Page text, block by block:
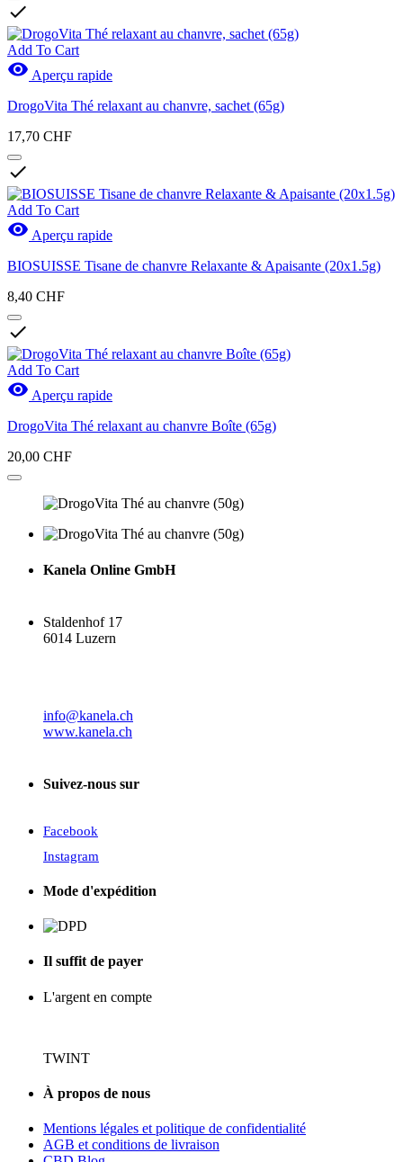

Add To Cart
 Aperçu rapide
DrogoVita Thé relaxant au chanvre, sachet (65g)
17,70 CHF

Add To Cart
 Aperçu rapide
BIOSUISSE Tisane de chanvre Relaxante & Apaisante (20x1.5g)
8,40 CHF

Add To Cart
 Aperçu rapide
DrogoVita Thé relaxant au chanvre Boîte (65g)
20,00 CHF
Kanela Online GmbH
Staldenhof 17
6014 Luzern
info@kanela.ch
www.kanela.ch
Suivez-nous sur
Facebook
Instagram
Mode d'expédition
Il suffit de payer
L'argent en compte
TWINT
À propos de nous
Mentions légales et politique de confidentialité
AGB et conditions de livraison